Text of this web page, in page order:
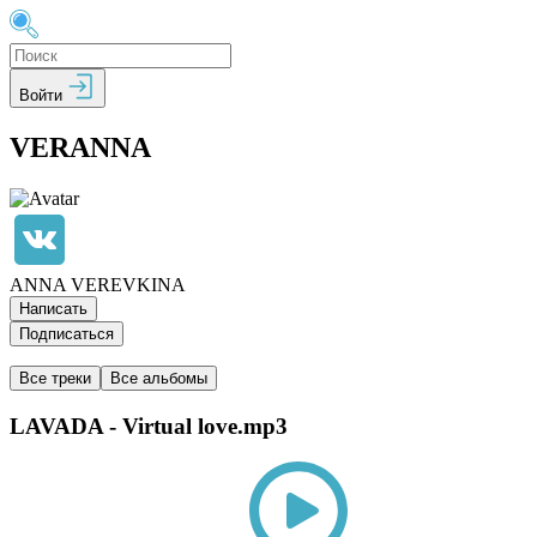
Войти
VERANNA
ANNA VEREVKINA
Написать
Подписаться
Все треки Все альбомы
LAVADA - Virtual love.mp3